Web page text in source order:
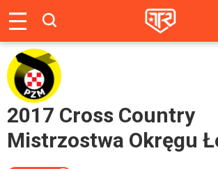
Tablica
Wyniki
2017 Cross Country
Mistrzostwa Okręgu